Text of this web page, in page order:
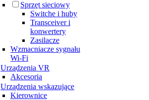
Sprzęt sieciowy
Switche i huby
Transceiver i
konwertery
Zasilacze
Wzmacniacze sygnału
Wi-Fi
Urządzenia VR
Akcesoria
Urządzenia wskazujące
Kierownice